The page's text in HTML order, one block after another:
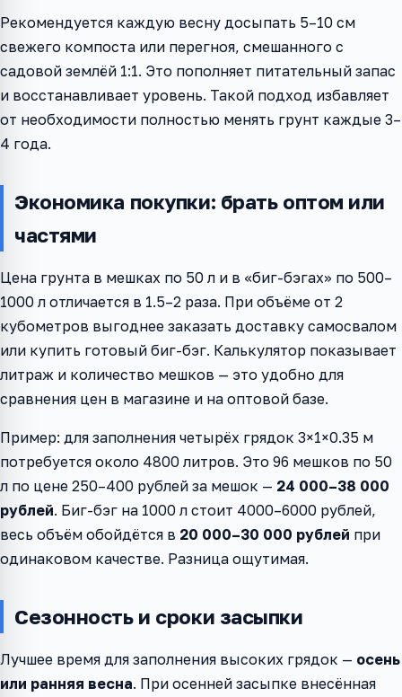
Рекомендуется каждую весну досыпать 5–10 см
свежего компоста или перегноя, смешанного с
садовой землёй 1:1. Это пополняет питательный запас
и восстанавливает уровень. Такой подход избавляет
от необходимости полностью менять грунт каждые 3–
4 года.
Экономика покупки: брать оптом или
частями
Цена грунта в мешках по 50 л и в «биг-бэгах» по 500–
1000 л отличается в 1.5–2 раза. При объёме от 2
кубометров выгоднее заказать доставку самосвалом
или купить готовый биг-бэг. Калькулятор показывает
литраж и количество мешков — это удобно для
сравнения цен в магазине и на оптовой базе.
Пример: для заполнения четырёх грядок 3×1×0.35 м
потребуется около 4800 литров. Это 96 мешков по 50
л по цене 250–400 рублей за мешок — 24 000–38 000
рублей. Биг-бэг на 1000 л стоит 4000–6000 рублей,
весь объём обойдётся в 20 000–30 000 рублей при
одинаковом качестве. Разница ощутимая.
Сезонность и сроки засыпки
Лучшее время для заполнения высоких грядок — осень
или ранняя весна. При осенней засыпке внесённая